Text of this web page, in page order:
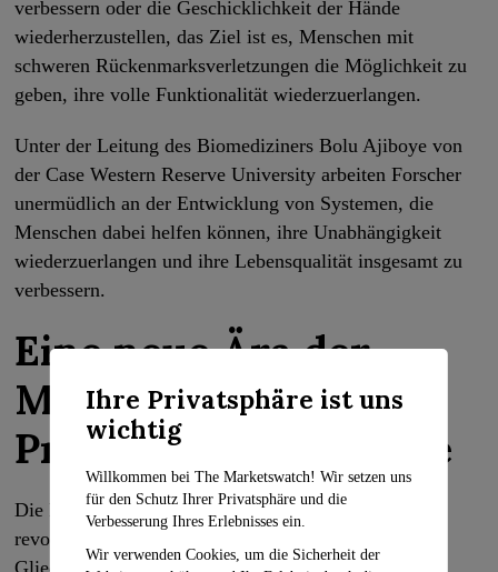
verbessern oder die Geschicklichkeit der Hände
wiederherzustellen, das Ziel ist es, Menschen mit
schweren Rückenmarksverletzungen die Möglichkeit zu
geben, ihre volle Funktionalität wiederzuerlangen.
Unter der Leitung des Biomediziners Bolu Ajiboye von
der Case Western Reserve University arbeiten Forscher
unermüdlich an der Entwicklung von Systemen, die
Menschen dabei helfen können, ihre Unabhängigkeit
wiederzuerlangen und ihre Lebensqualität insgesamt zu
verbessern.
Eine neue Ära der
Möglichkeiten in der
Prothesentechnologie
Die Fortschritte in der Prothesentechnologie
revolutionieren das Leben von Menschen, die
Ihre Privatsphäre ist uns
wichtig
Willkommen bei The Marketswatch! Wir setzen uns
für den Schutz Ihrer Privatsphäre und die
Verbesserung Ihres Erlebnisses ein.
Wir verwenden Cookies, um die Sicherheit der